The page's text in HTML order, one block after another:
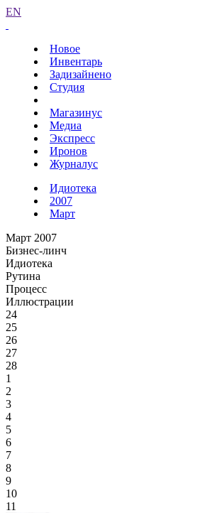
EN
Новое
Инвентарь
Задизайнено
Студия
Магазинус
Медиа
Экспресс
Иронов
Журналус
Идиотека
2007
Март
Март 2007
Бизнес-линч
Идиотека
Рутина
Процесс
Иллюстрации
24
25
26
27
28
1
2
3
4
5
6
7
8
9
10
11